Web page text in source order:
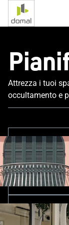
Attrezza i tuoi
occultamento e
cancelli e